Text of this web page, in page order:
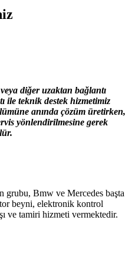
diğer uzaktan bağlantı
ile teknik destek hizmetimiz
anında çözüm üretirken,
yönlendirilmesine gerek
grubu, Bmw ve Mercedes başta
beyni, elektronik kontrol
ve tamiri hizmeti vermektedir.